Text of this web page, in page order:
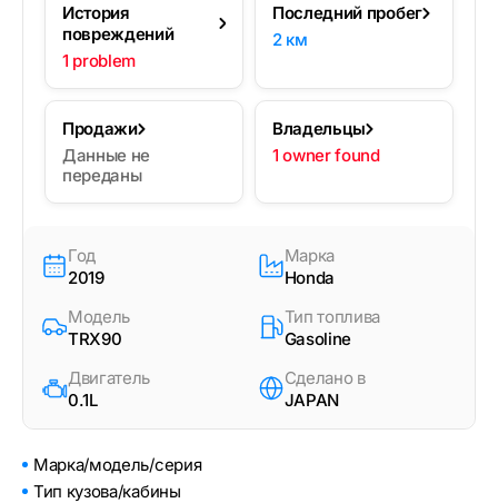
История
повреждений
1 problem
Последний пробег
2 км
Продажи
Данные не
переданы
Владельцы
1 owner found
Год
2019
Марка
Honda
Модель
TRX90
Тип топлива
Gasoline
Двигатель
0.1L
Сделано в
JAPAN
Марка/модель/серия
Тип кузова/кабины